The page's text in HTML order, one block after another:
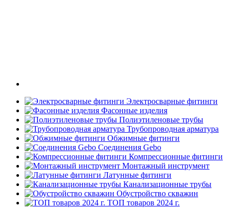
Электросварные фитинги
Фасонные изделия
Полиэтиленовые трубы
Трубопроводная арматура
Обжимные фитинги
Соединения Gebo
Компрессионные фитинги
Монтажный инструмент
Латунные фитинги
Канализационные трубы
Обустройство скважин
ТОП товаров 2024 г.